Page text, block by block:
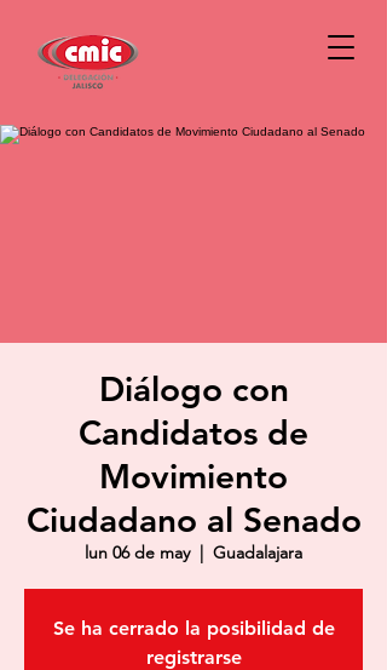
Diálogo con
Candidatos de
Movimiento
Ciudadano al Senado
lun 06 de may
  |
Guadalajara
Se ha cerrado la posibilidad de
registrarse